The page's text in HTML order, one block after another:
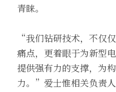
青睐。
“我们钻研技术，不仅
痛点，更着眼于为新型
提供强有力的支撑，为
力。”爱士惟相关负责